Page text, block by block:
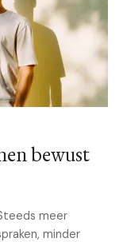
bewust
meer
minder